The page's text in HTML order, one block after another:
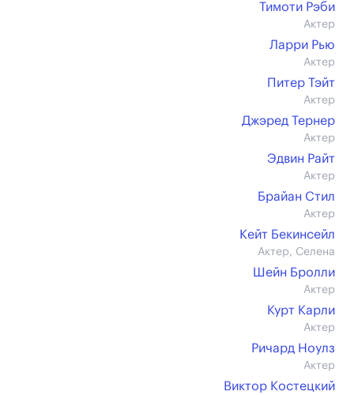
Тимоти Рэби
Актер
Ларри Рью
Актер
Питер Тэйт
Актер
Джэред Тернер
Актер
Эдвин Райт
Актер
Брайан Стил
Актер
Кейт Бекинсейл
Актер, Селена
Шейн Бролли
Актер
Курт Карли
Актер
Ричард Ноулз
Актер
Виктор Костецкий